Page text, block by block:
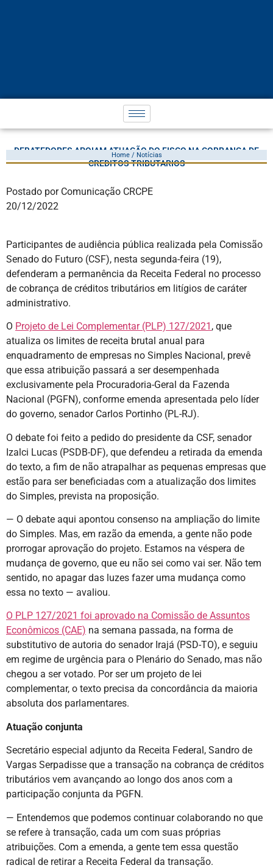
DEBATEDORES APOIAM ATUAÇÃO DO FISCO NA COBRANÇA DE
CRÉDITOS TRIBUTÁRIOS
Home / Notícias
Postado por Comunicação CRCPE
20/12/2022
Participantes de audiência pública realizada pela Comissão
Senado do Futuro (CSF), nesta segunda-feira (19),
defenderam a permanência da Receita Federal no processo
de cobrança de créditos tributários em litígios de caráter
administrativo.
O Projeto de Lei Complementar (PLP) 127/2021 , que
atualiza os limites de receita brutal anual para
enquadramento de empresas no Simples Nacional, prevê
que essa atribuição passará a ser desempenhada
exclusivamente pela Procuradoria-Geral da Fazenda
Nacional (PGFN), conforme emenda apresentada pelo líder
do governo, senador Carlos Portinho (PL-RJ).
O debate foi feito a pedido do presidente da CSF, senador
Izalci Lucas (PSDB-DF), que defendeu a retirada da emenda
do texto, a fim de não atrapalhar as pequenas empresas que
estão para ser beneficiadas com a atualização dos limites
do Simples, prevista na proposição.
— O debate aqui apontou consenso na ampliação do limite
do Simples. Mas, em razão da emenda, a gente não pode
prorrogar aprovação do projeto. Estamos na véspera de
mudança de governo, que eu não sei como vai ser. Não tem
sentido, no apagar das luzes fazer uma mudança como
essa no texto — avaliou.
O PLP 127/2021 foi aprovado na Comissão de Assuntos
Econômicos (CAE) na semana passada, na forma de
substitutivo de autoria do senador Irajá (PSD-TO), e seguiu
em regime de urgência para o Plenário do Senado, mas não
chegou a ser votado. Por ser um projeto de lei
complementar, o texto precisa da concordância da maioria
absoluta dos parlamentares.
Atuação conjunta
Secretário especial adjunto da Receita Federal, Sandro de
Vargas Serpadisse que a transação na cobrança de créditos
tributários vem avançando ao longo dos anos com a
participação conjunta da PGFN.
— Entendemos que podemos continuar colaborando no que
se refere à transação, cada um com suas próprias
atribuições. Com a emenda, a gente tem essa questão
radical de retirar a Receita Federal da transação.